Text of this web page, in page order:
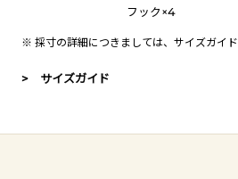
フック×4
※ 採寸の詳細につきましては、 サイズガイド
> サイズガイド